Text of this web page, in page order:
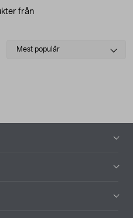
från
Select
Mest populär